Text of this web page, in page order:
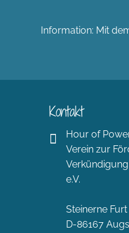
Information: Mit
Kontakt
Hour of
Verein zur
e.V.
Steinerne
D-86167